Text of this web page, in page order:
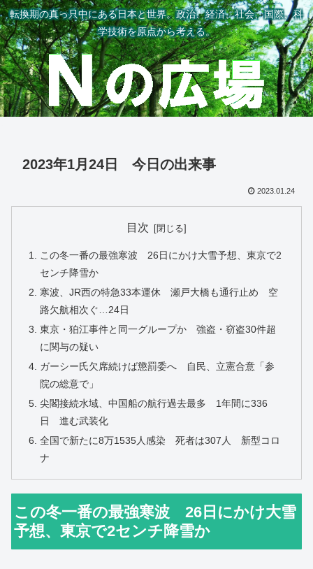
転換期の真っ只中にある日本と世界。政治、経済、社会、国際、科
学技術を原点から考える。
2023年1月24日 今日の出来事
2023.01.24
目次
この冬一番の最強寒波 26日にかけ大雪予想、東京で2
センチ降雪か
寒波、JR西の特急33本運休 瀬戸大橋も通行止め 空
路欠航相次ぐ…24日
東京・狛江事件と同一グループか 強盗・窃盗30件超
に関与の疑い
ガーシー氏欠席続けば懲罰委へ 自民、立憲合意「参
院の総意で」
尖閣接続水域、中国船の航行過去最多 1年間に336
日 進む武装化
全国で新たに8万1535人感染 死者は307人 新型コロ
ナ
この冬一番の最強寒波 26日にかけ大雪
予想、東京で2センチ降雪か